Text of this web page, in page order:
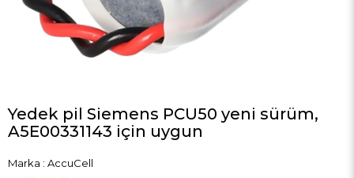
Yedek pil Siemens PCU50 yeni sürüm,
A5E00331143 için uygun
Marka : AccuCell